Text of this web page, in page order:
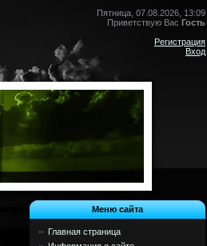
Пятница, 07.08.2026, 13:09
Приветствую Вас Гость
Регистрация
Вход
Меню сайта
Главная страница